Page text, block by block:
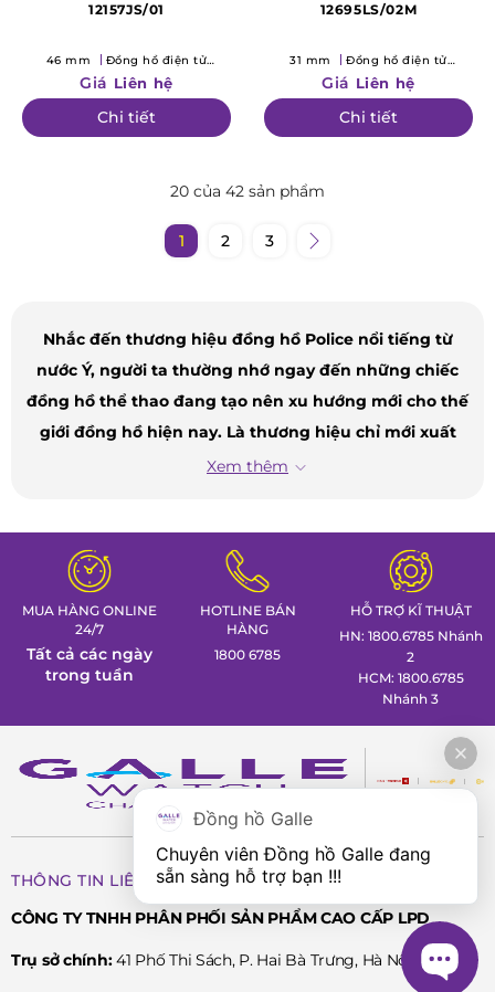
12157JS/01
46 mm
Đồng hồ điện tử
(Quartz)
Giá Liên hệ
Chi tiết
12695LS/02M
31 mm
Đồng hồ điện tử
(Quartz)
Giá Liên hệ
Chi tiết
20 của 42 sản phẩm
1 2 3
Nhắc đến thương hiệu đồng hồ Police nổi tiếng từ
nước Ý, người ta thường nhớ ngay đến những chiếc
đồng hồ thể thao đang tạo nên xu hướng mới cho thế
giới đồng hồ hiện nay. Là thương hiệu chỉ mới xuất
hiện trong những năm gần đây tại Việt Nam nhưng với
mà còn bởi những người yêu thích thể thao và những
tay chơi đồng hồ chính hiệu
Thương hiệu đồng hồ Police của nước
nào?
Thương hiệu nổi tiếng như vậy nhưng bạn đã biết đồng
hồ Police của nước nào chưa? Được biết, Police tiền thân
là công ty Charme Lunettes được thành lập năm 1978 tại
Belluno thuộc vùng Veneto của nước Ý bởi hai anh em De
Đến năm 1983, nhà sáng lập thương hiệu này quyết định
lấy tên là Police với niềm cảm hứng từ những người cảnh
sát Mỹ mạnh mẽ, có chút táo bạo và nhiệt huyết. Vào năm
2003, Police cho ra mắt dòng đồng hồ rất đơn giản nhưng
Xem thêm
MUA HÀNG ONLINE
24/7
Tất cả các ngày
trong tuần
HOTLINE BÁN
HÀNG
1800 6785
HỖ TRỢ KĨ THUẬT
HN: 1800.6785 Nhánh
2
HCM: 1800.6785
Nhánh 3
THÔNG TIN LIÊN HỆ
CÔNG TY TNHH PHÂN PHỐI SẢN PHẨM CAO CẤP LPD
Trụ sở chính:41 Phố Thi Sách, P. Hai Bà Trưng, Hà Nội
Đồng hồ Galle
Chuyên viên Đồng hồ Galle đang
sẵn sàng hỗ trợ bạn !!!